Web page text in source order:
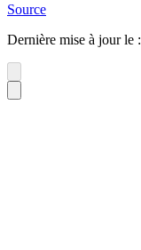
Source
Dernière mise à jour le :